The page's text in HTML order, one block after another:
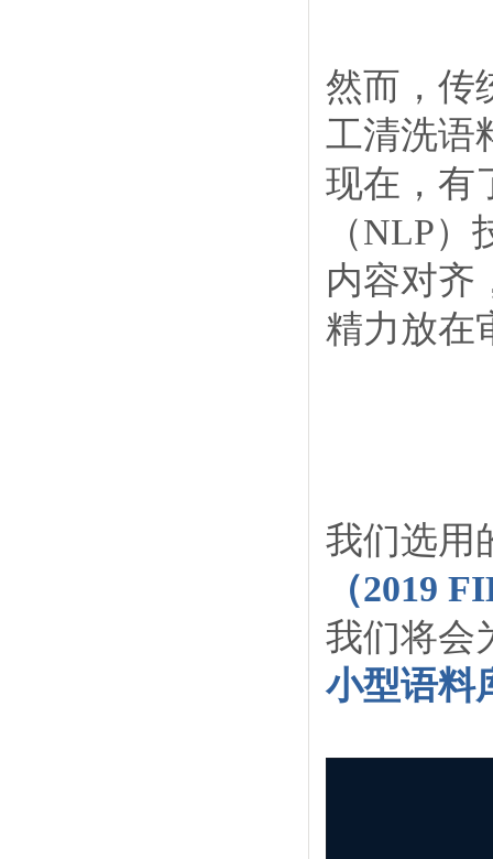
然而，传
工清洗语
现在，有
（NLP
内容对齐
精力放在
我们选用
（2019
我们将会
小型语料